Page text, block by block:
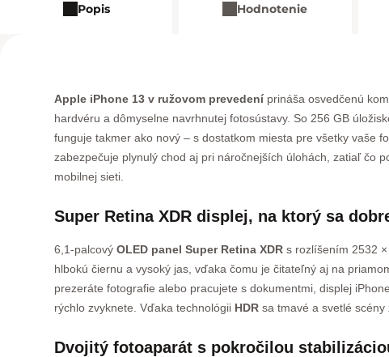
Popis Hodnotenie
Apple iPhone 13 v ružovom prevedeníprináša osvedčenú
hardvéru a dômyselne navrhnutej fotosústavy. So 256 GB
funguje takmer ako nový – s dostatkom miesta pre všetky vaše
zabezpečuje plynulý chod aj pri náročnejších úlohách, zatiaľ čo
mobilnej sieti.
Super Retina XDR displej, na ktorý sa
6,1-palcovýOLED panel Super Retina XDR s rozlíšením 2532
hlbokú čiernu a vysoký jas, vďaka čomu je čitateľný aj na
prezeráte fotografie alebo pracujete s dokumentmi, displej
rýchlo zvyknete. Vďaka technológii HDR sa tmavé a svetlé scény
Dvojitý fotoaparát s pokročilou